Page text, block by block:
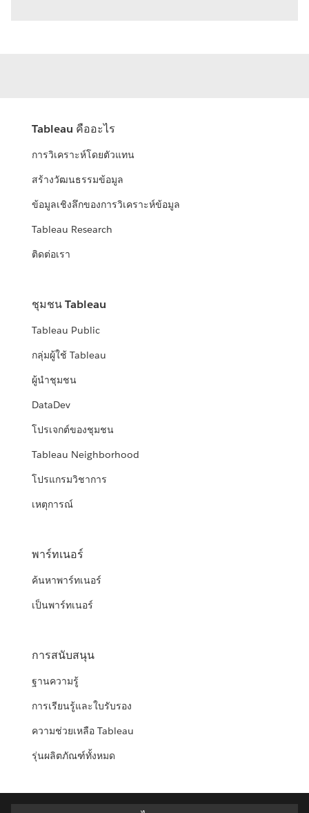
Tableau คืออะไร
การวิเคราะห์โดยตัวแทน
สร้างวัฒนธรรมข้อมูล
ข้อมูลเชิงลึกของการวิเคราะห์ข้อมูล
Tableau Research
ติดต่อเรา
ชุมชน Tableau
Tableau Public
กลุ่มผู้ใช้ Tableau
ผู้นำชุมชน
DataDev
โปรเจกต์ของชุมชน
Tableau Neighborhood
โปรแกรมวิชาการ
เหตุการณ์
พาร์ทเนอร์
ค้นหาพาร์ทเนอร์
เป็นพาร์ทเนอร์
การสนับสนุน
ฐานความรู้
การเรียนรู้และใบรับรอง
ความช่วยเหลือ Tableau
รุ่นผลิตภัณฑ์ทั้งหมด